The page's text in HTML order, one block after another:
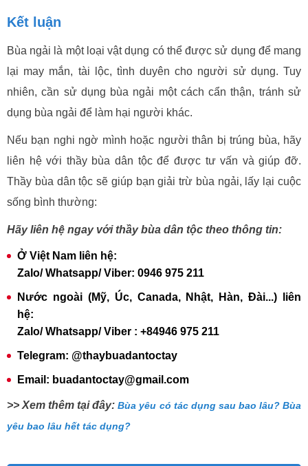
Kết luận
Bùa ngải là một loại vật dụng có thể được sử dụng để mang
lại may mắn, tài lộc, tình duyên cho người sử dụng. Tuy
nhiên, cần sử dụng bùa ngải một cách cẩn thận, tránh sử
dụng bùa ngải để làm hại người khác.
Nếu bạn nghi ngờ mình hoặc người thân bị trúng bùa, hãy
liên hệ với thầy bùa dân tộc để được tư vấn và giúp đỡ.
Thầy bùa dân tộc sẽ giúp bạn giải trừ bùa ngải, lấy lại cuộc
sống bình thường:
Hãy liên hệ ngay với thầy bùa dân tộc theo thông tin:
Ở Việt Nam liên hệ:
Zalo/ Whatsapp/ Viber: 0946 975 211
Nước ngoài (Mỹ, Úc, Canada, Nhật, Hàn, Đài...) liên
hệ:
Zalo/ Whatsapp/ Viber : +84946 975 211
Telegram: @thaybuadantoctay
Email: buadantoctay@gmail.com
>> Xem thêm tại đây:Bùa yêu có tác dụng sau bao lâu? Bùa
yêu bao lâu hết tác dụng?